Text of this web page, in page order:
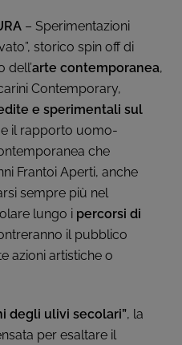
– Sperimentazioni
storico spin off di
dell’arte contemporanea,
Contemporary,
e sperimentali sul
il rapporto uomo-
che
Frantoi Aperti, anche
sempre più nel
lungo i percorsi di
il pubblico
azioni artistiche o
degli ulivi secolari”, la
per esaltare il